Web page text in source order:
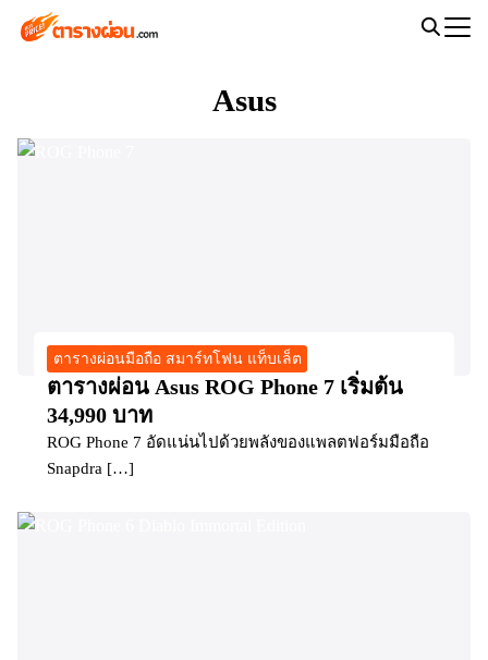
Asus
ตารางผ่อนมือถือ สมาร์ทโฟน แท็บเล็ต
ตารางผ่อน Asus ROG Phone 7 เริ่มต้น
34,990 บาท
ROG Phone 7 อัดแน่นไปด้วยพลังของแพลตฟอร์มมือถือ
Snapdra […]